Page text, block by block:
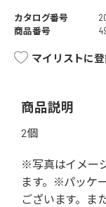
カタログ番号
商品番号
マイリストに
商品説明
2個
※写真はイメー
ます。※パッケ
ございます。ま